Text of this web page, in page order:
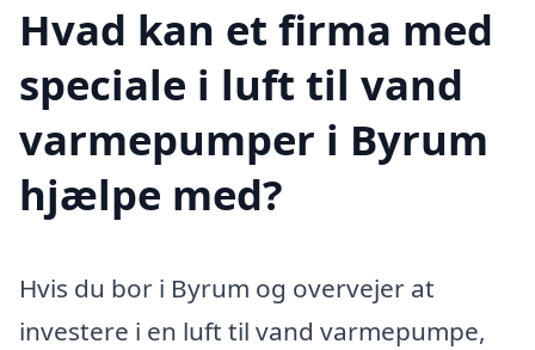
Hvad kan et firma med
speciale i luft til vand
varmepumper i Byrum
hjælpe med?
Hvis du bor i Byrum og overvejer at
investere i en luft til vand varmepumpe,